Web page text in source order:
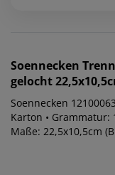
Soennecken
gelocht
Soennecken
Karton • Grammatur:
Maße: 22,5x10,5cm